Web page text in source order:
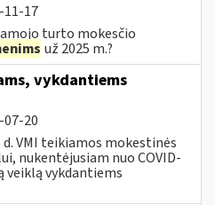
11-17
turto mokesčio
už 2025 m.?
vykdantiems
07-20
d. VMI teikiamos mokestinės
nukentėjusiam nuo COVID-
veiklą vykdantiems